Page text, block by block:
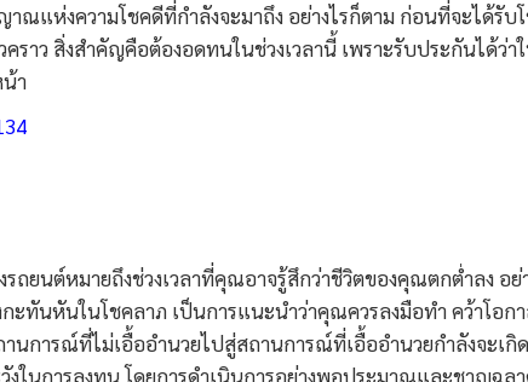
แห่งความโชคดีที่กำลังจะมาถึง อย่างไรก็ตาม ก่อนที่จะได้รับ
ราว สิ่งสำคัญคือต้องอดทนในช่วงเวลานี้ เพราะรับประกันได้ว่า
า
ถยนต์หมายถึงช่วงเวลาที่คุณอาจรู้สึกว่าชีวิตของคุณตกต่ำลง อย่
ทันหันในโชคลาภ เป็นการแนะนำว่าคุณควรลงมือทำ คว้าโอก
านการณ์ที่ไม่เอื้ออำนวยไปสู่สถานการณ์ที่เอื้ออำนวยกำลังจะเกิ
ในการลงทุน โดยการดำเนินการอย่างพอประมาณและชาญฉล